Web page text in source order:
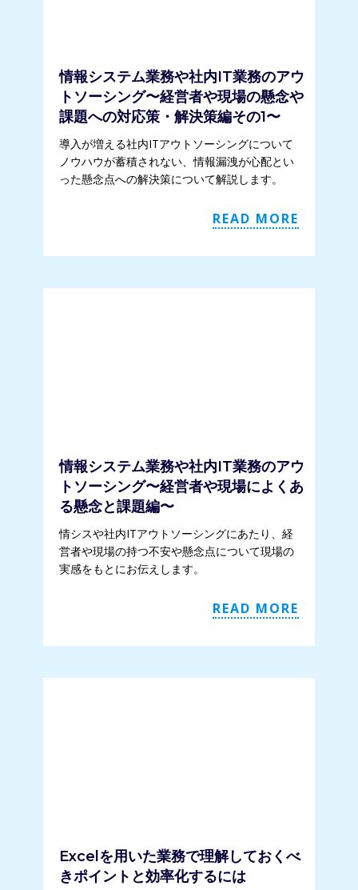
情報システム業務や社内IT業務のアウ
トソーシング〜経営者や現場の懸念や
課題への対応策・解決策編その1〜
導入が増える社内ITアウトソーシングについて
ノウハウが蓄積されない、情報漏洩が心配とい
った懸念点への解決策について解説します。
READ MORE
情報システム業務や社内IT業務のアウ
トソーシング〜経営者や現場によくあ
る懸念と課題編〜
情シスや社内ITアウトソーシングにあたり、経
営者や現場の持つ不安や懸念点について現場の
実感をもとにお伝えします。
READ MORE
Excelを用いた業務で理解しておくべ
きポイントと効率化するには